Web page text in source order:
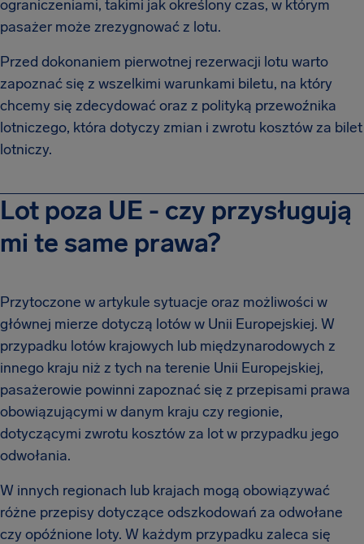
ograniczeniami, takimi jak określony czas, w którym
pasażer może zrezygnować z lotu.
Przed dokonaniem pierwotnej rezerwacji lotu warto
zapoznać się z wszelkimi warunkami biletu, na który
chcemy się zdecydować oraz z polityką przewoźnika
lotniczego, która dotyczy zmian i zwrotu kosztów za bilet
lotniczy.
Lot poza UE - czy przysługują
mi te same prawa?
Przytoczone w artykule sytuacje oraz możliwości w
głównej mierze dotyczą lotów w Unii Europejskiej. W
przypadku lotów krajowych lub międzynarodowych z
innego kraju niż z tych na terenie Unii Europejskiej,
pasażerowie powinni zapoznać się z przepisami prawa
obowiązującymi w danym kraju czy regionie,
dotyczącymi zwrotu kosztów za lot w przypadku jego
odwołania.
W innych regionach lub krajach mogą obowiązywać
różne przepisy dotyczące odszkodowań za odwołane
czy opóźnione loty. W każdym przypadku zaleca się